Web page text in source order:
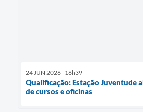
24 JUN 2026 - 16h39
Qualificação: Estação Juventude
de cursos e oficinas